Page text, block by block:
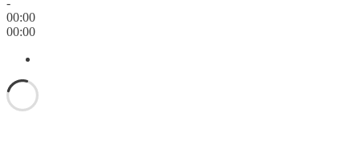
00:00
00:00